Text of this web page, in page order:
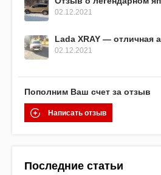
02.12.2021
Lada XRAY — отличная
02.12.2021
Пополним Ваш счет за отзыв
Написать отзыв
Последние статьи